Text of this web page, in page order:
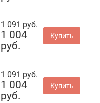
1 091 руб.
1 004
руб.
Купить
1 091 руб.
1 004
руб.
Купить